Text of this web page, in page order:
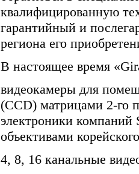
квалифицированную
гарантийный и
региона его
В настоящее время
видеокамеры для
(CCD) матрицами 2-го
электроники компаний
объективами
4, 8, 16 канальные